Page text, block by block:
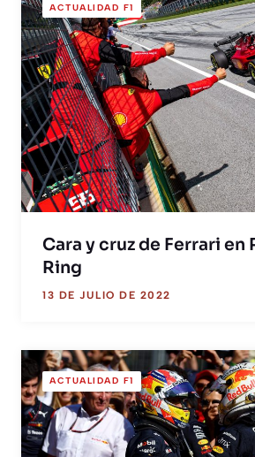
ACTUALIDAD F1
Cara y cruz de Ferrari en
Ring
13 DE JULIO DE 2022
ACTUALIDAD F1